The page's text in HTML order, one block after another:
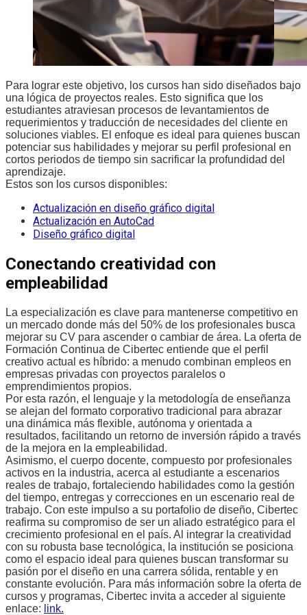
Para lograr este objetivo, los cursos han sido diseñados bajo
una lógica de proyectos reales. Esto significa que los
estudiantes atraviesan procesos de levantamientos de
requerimientos y traducción de necesidades del cliente en
soluciones viables. El enfoque es ideal para quienes buscan
potenciar sus habilidades y mejorar su perfil profesional en
cortos periodos de tiempo sin sacrificar la profundidad del
aprendizaje.
Estos son los cursos disponibles:
Actualización en diseño gráfico digital
Actualización en AutoCad
Diseño gráfico digital
Conectando creatividad con
empleabilidad
La especialización es clave para mantenerse competitivo en
un mercado donde más del 50% de los profesionales busca
mejorar su CV para ascender o cambiar de área. La oferta de
Formación Continua de Cibertec entiende que el perfil
creativo actual es híbrido: a menudo combinan empleos en
empresas privadas con proyectos paralelos o
emprendimientos propios.
Por esta razón, el lenguaje y la metodología de enseñanza
se alejan del formato corporativo tradicional para abrazar
una dinámica más flexible, autónoma y orientada a
resultados, facilitando un retorno de inversión rápido a través
de la mejora en la empleabilidad.
Asimismo, el cuerpo docente, compuesto por profesionales
activos en la industria, acerca al estudiante a escenarios
reales de trabajo, fortaleciendo habilidades como la gestión
del tiempo, entregas y correcciones en un escenario real de
trabajo. Con este impulso a su portafolio de diseño, Cibertec
reafirma su compromiso de ser un aliado estratégico para el
crecimiento profesional en el país. Al integrar la creatividad
con su robusta base tecnológica, la institución se posiciona
como el espacio ideal para quienes buscan transformar su
pasión por el diseño en una carrera sólida, rentable y en
constante evolución. Para más información sobre la oferta de
cursos y programas, Cibertec invita a acceder al siguiente
enlace: link.